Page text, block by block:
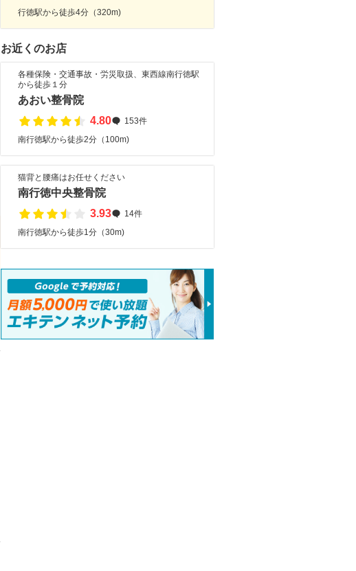
行徳駅から徒歩4分（320m)
お近くのお店
各種保険・交通事故・労災取扱、東西線南行徳駅
から徒歩１分
あおい整骨院
4.80
153件
南行徳駅から徒歩2分（100m)
猫背と腰痛はお任せください
南行徳中央整骨院
3.93
14件
南行徳駅から徒歩1分（30m)